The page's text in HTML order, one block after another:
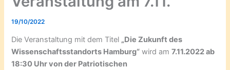
19/10/2022
Die Veranstaltung mit dem Titel „Die Zukunft des
Wissenschaftsstandorts Hamburg“ wird am7.11.2022 ab
18:30 Uhr von der Patriotischen